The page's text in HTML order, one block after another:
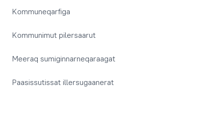
Kommuneqarfiga
Kommunimut pilersaarut
Meeraq sumiginnarneqaraagat
Paasissutissat illersugaanerat